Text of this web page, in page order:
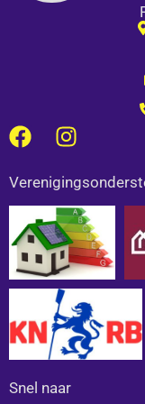
F
c
e
b
o
o
k
I
s
t
a
g
r
a
m
Snel naar